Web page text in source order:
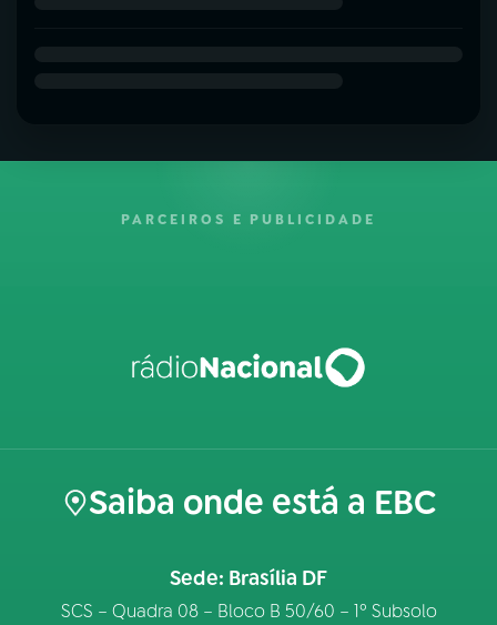
PARCEIROS E PUBLICIDADE
Saiba onde está a EBC
Sede: Brasília DF
SCS – Quadra 08 – Bloco B 50/60 – 1º Subsolo